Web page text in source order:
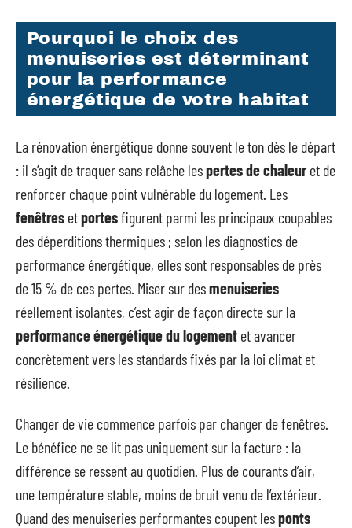
Pourquoi le choix des
menuiseries est déterminant
pour la performance
énergétique de votre habitat
La rénovation énergétique donne souvent le ton dès le départ
: il s’agit de traquer sans relâche lespertes de chaleuret de
renforcer chaque point vulnérable du logement. Les
fenêtres etportesfigurent parmi les principaux coupables
des déperditions thermiques ; selon les diagnostics de
performance énergétique, elles sont responsables de près
de 15 % de ces pertes. Miser sur desmenuiseries
réellement isolantes, c’est agir de façon directe sur la
performance énergétique du logement et avancer
concrètement vers les standards fixés par la loi climat et
résilience.
Changer de vie commence parfois par changer de fenêtres.
Le bénéfice ne se lit pas uniquement sur la facture : la
différence se ressent au quotidien. Plus de courants d’air,
une température stable, moins de bruit venu de l’extérieur.
Quand des menuiseries performantes coupent lesponts